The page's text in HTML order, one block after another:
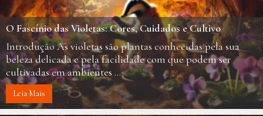
Hortelã: Como Cultivar, Usar e Controlar essa Planta
Versátil
A hortelã é uma das plantas aromáticas mais populares no
mundo, conhecida tanto pelo seu sabor refrescante
quanto por suas ...
Leia Mais